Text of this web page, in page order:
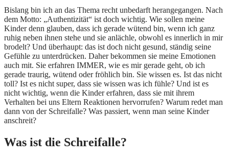
Bislang bin ich an das Thema recht unbedarft herangegangen. Nach
dem Motto: „Authentizität“ ist doch wichtig. Wie sollen meine
Kinder denn glauben, dass ich gerade wütend bin, wenn ich ganz
ruhig neben ihnen stehe und sie anlächle, obwohl es innerlich in mir
brodelt? Und überhaupt: das ist doch nicht gesund, ständig seine
Gefühle zu unterdrücken. Daher bekommen sie meine Emotionen
auch mit. Sie erfahren IMMER, wie es mir gerade geht, ob ich
gerade traurig, wütend oder fröhlich bin. Sie wissen es. Ist das nicht
toll? Ist es nicht super, dass sie wissen was ich fühle? Und ist es
nicht wichtig, wenn die Kinder erfahren, dass sie mit ihrem
Verhalten bei uns Eltern Reaktionen hervorrufen? Warum redet man
dann von der Schreifalle? Was passiert, wenn man seine Kinder
anschreit?
Was ist die Schreifalle?